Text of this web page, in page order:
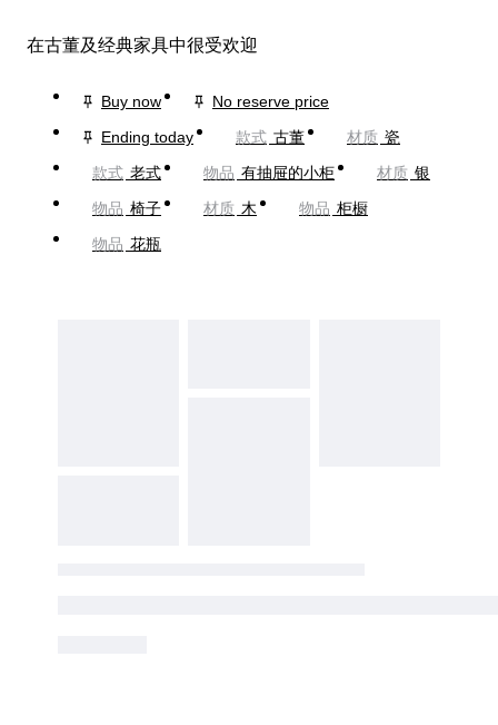
在古董及经典家具中很受欢迎
Buy now
No reserve price
Ending today
款式 古董 材质 瓷
款式 老式 物品 有抽屉的小柜 材质 银
物品 椅子 材质 木 物品 柜橱
物品 花瓶